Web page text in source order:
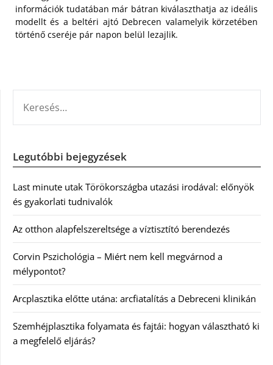
információk tudatában már bátran kiválaszthatja az ideális
modellt és a beltéri ajtó Debrecen valamelyik körzetében
történő cseréje pár napon belül lezajlik.
Legutóbbi bejegyzések
Last minute utak Törökországba utazási irodával: előnyök
és gyakorlati tudnivalók
Az otthon alapfelszereltsége a víztisztító berendezés
Corvin Pszichológia – Miért nem kell megvárnod a
mélypontot?
Arcplasztika előtte utána: arcfiatalítás a Debreceni klinikán
Szemhéjplasztika folyamata és fajtái: hogyan választható ki
a megfelelő eljárás?